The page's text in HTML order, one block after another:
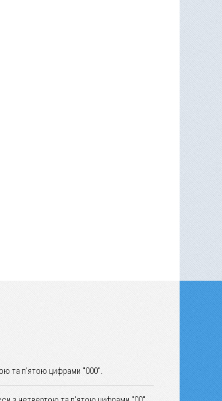
та п'ятою цифрами "000".